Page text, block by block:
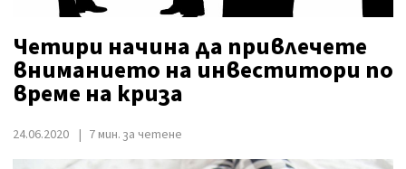
Четири начина да привлечете
вниманието на инвеститори по
време на криза
24.06.2020 7 мин. за четене